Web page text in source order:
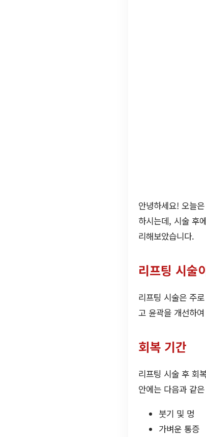
안녕하세요! 오늘
하시는데, 시술 후
리해보았습니다.
리프팅 시술
리프팅 시술은 주
고 윤곽을 개선하
회복 기간
리프팅 시술 후 회
안에는 다음과 같
붓기 및 멍
가벼운 통증